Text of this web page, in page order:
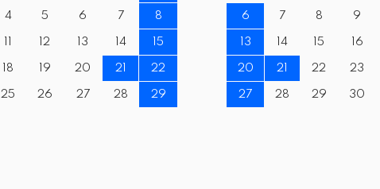
4 5 6 7 8
12 13 14 15
18 19 20 21 22
25 26 27 28 29
6 7 8 9
13 14 15 16
20 21 22 23
27 28 29 30